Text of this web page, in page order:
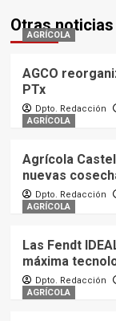
Otras noticias
AGRÍCOLA
AGCO
PTx
Dpto. Redacción
AGRÍCOLA
Agrícola
nuevas
Dpto. Redacción
AGRÍCOLA
Las Fendt
máxima
Dpto. Redacción
AGRÍCOLA